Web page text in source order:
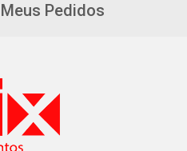
Meus Pedidos